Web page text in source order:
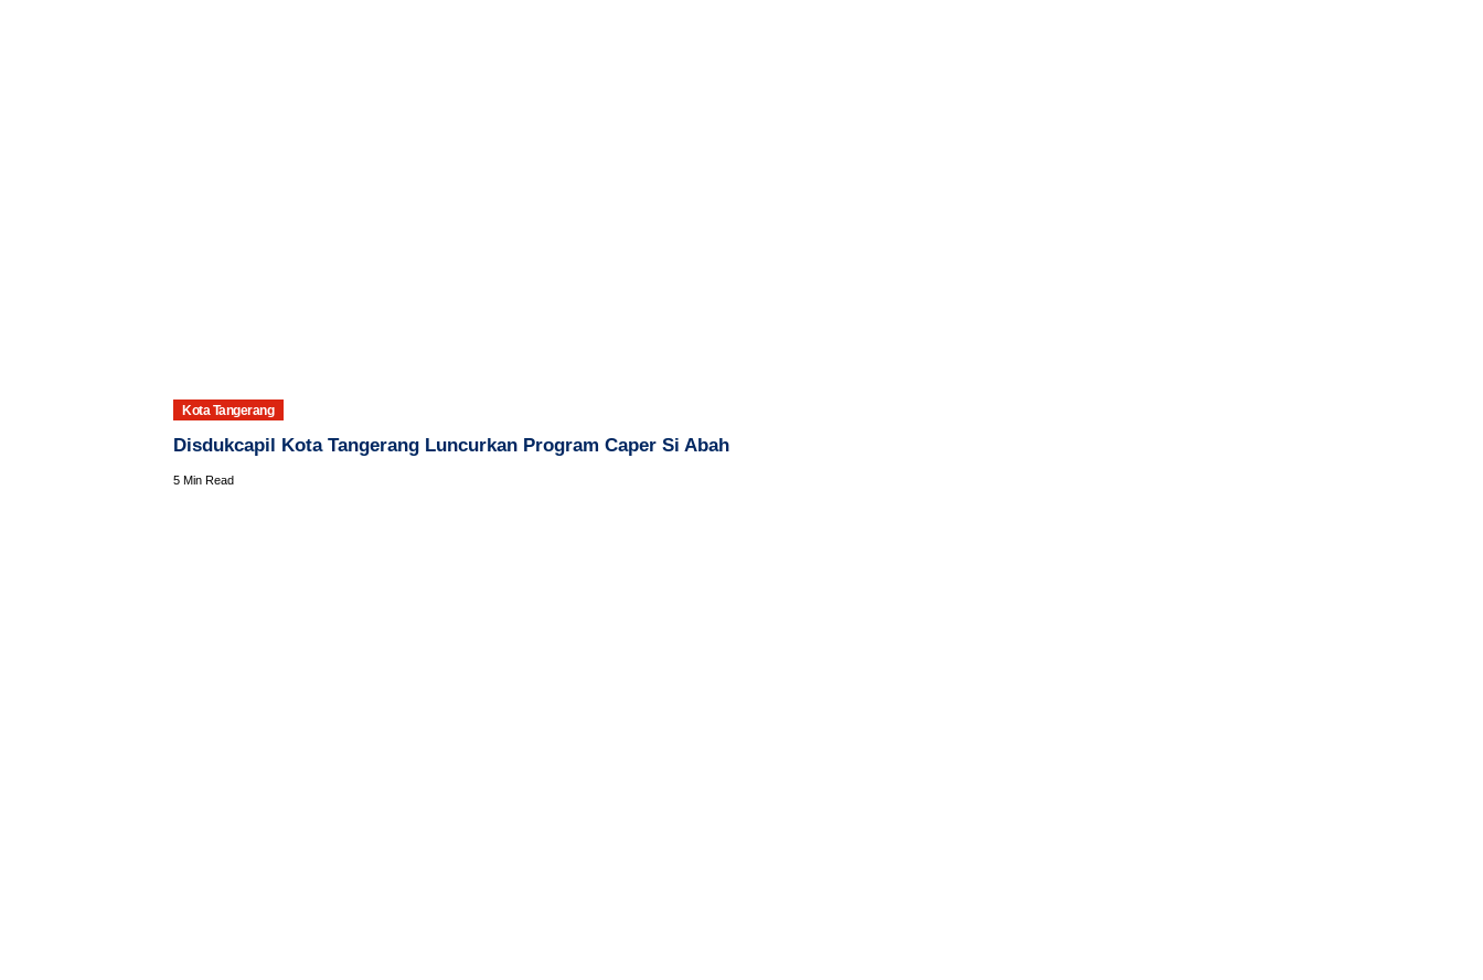
Kota Tangerang
Disdukcapil Kota Tangerang Luncurkan Program Caper Si Abah
5 Min Read